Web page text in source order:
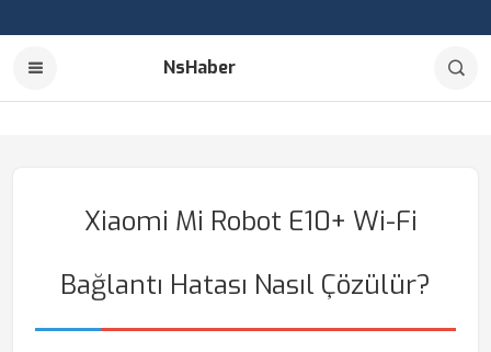
NsHaber
Xiaomi Mi Robot E10+ Wi-Fi
Bağlantı Hatası Nasıl Çözülür?